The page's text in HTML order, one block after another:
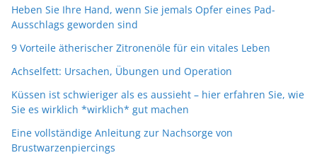
Heben Sie Ihre Hand, wenn Sie jemals Opfer eines Pad-
Ausschlags geworden sind
9 Vorteile ätherischer Zitronenöle für ein vitales Leben
Achselfett: Ursachen, Übungen und Operation
Küssen ist schwieriger als es aussieht – hier erfahren Sie, wie
Sie es wirklich *wirklich* gut machen
Eine vollständige Anleitung zur Nachsorge von
Brustwarzenpiercings